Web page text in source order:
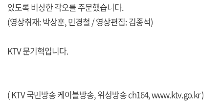
있도록 비상한 각오를 주문했습니다.
(영상취재: 박상훈, 민경철 / 영상편집: 김종석)
KTV 문기혁입니다.
( KTV 국민방송 케이블방송, 위성방송 ch164,www.ktv.go.kr)